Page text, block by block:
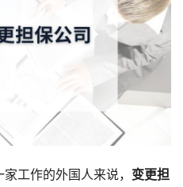
工作的外国人来说， 变更担